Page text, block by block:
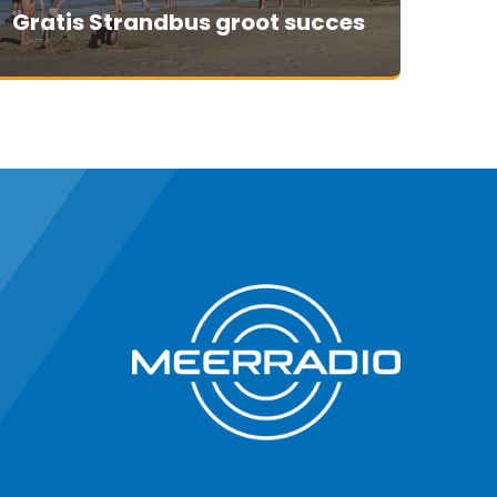
Gratis Strandbus groot succes